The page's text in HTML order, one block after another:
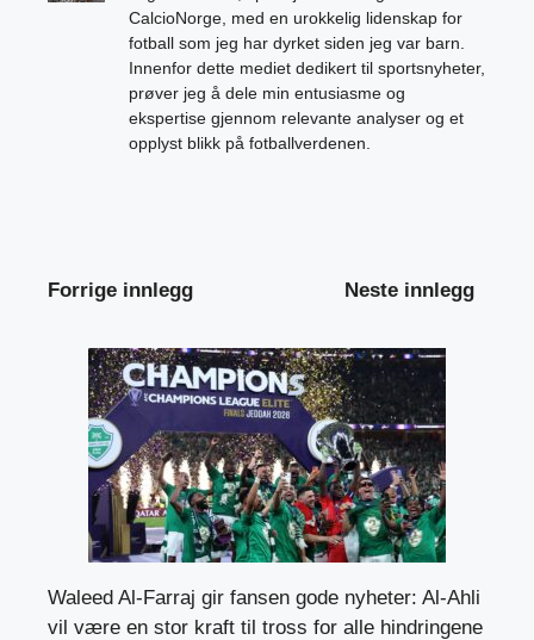
CalcioNorge, med en urokkelig lidenskap for
fotball som jeg har dyrket siden jeg var barn.
Innenfor dette mediet dedikert til sportsnyheter,
prøver jeg å dele min entusiasme og
ekspertise gjennom relevante analyser og et
opplyst blikk på fotballverdenen.
Forrige innlegg Neste innlegg
Waleed Al-Farraj gir fansen gode nyheter: Al-Ahli
vil være en stor kraft til tross for alle hindringene